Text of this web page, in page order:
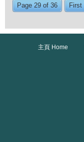
Page 29 of 36 First
主頁 Home